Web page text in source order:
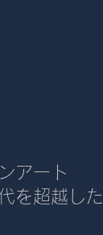
アート
を超越した